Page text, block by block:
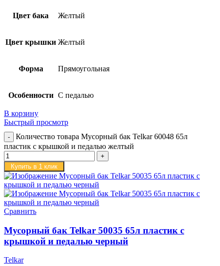
Цвет бака Желтый
Цвет крышки Желтый
Форма Прямоугольная
Особенности С педалью
В корзину
Быстрый просмотр
Количество товара Мусорный бак Telkar 60048 65л
пластик с крышкой и педалью желтый
Купить в 1 клик
Сравнить
Мусорный бак Telkar 50035 65л пластик с
крышкой и педалью черный
Telkar